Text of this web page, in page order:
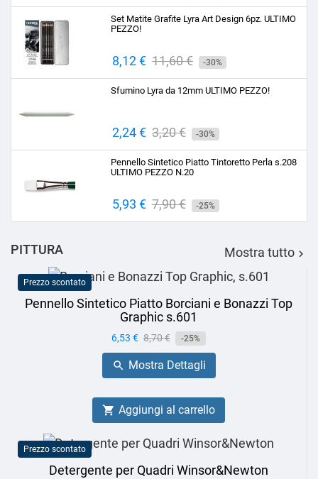
base
Set Matite Grafite Lyra Art Design 6pz. ULTIMO
PEZZO!
Prezzo
8,12 € Prezzo
base
11,60 € -30%
Sfumino Lyra da 12mm ULTIMO PEZZO!
Prezzo
2,24 € Prezzo
base
3,20 € -30%
Pennello Sintetico Piatto Tintoretto Perla s.208
ULTIMO PEZZO N.20
Prezzo
5,93 € Prezzo
base
7,90 € -25%
PITTURA Mostra tutto 
Prezzo scontato
Pennello Sintetico Piatto Borciani e Bonazzi Top
Graphic s.601
Prezzo
6,53 € Prezzo
base
8,70 € -25%
 Mostra Dettagli
 Aggiungi al carrello
Prezzo scontato
Detergente per Quadri Winsor&Newton